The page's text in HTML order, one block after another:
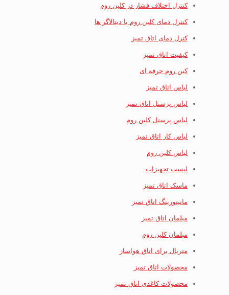
کنترل اختلاف فشار در کلین روم
کنترل دمای کلین روم با دیتالاگر ها
کنرل دمای اتاق تمیز
کیفیت اتاق تمیز
کین روم حرفه ای
لباس اتاق تمیز
لباس پرسنل اتاق تمیز
لباس پرسنل کلین روم
لباس کار اتاق تمیز
لباس کلین روم
لیست تجهیزات
ماسک اتاق تمیز
مانیتورینگ اتاق تمیز
مبلمان اتاق تمیز
مبلمان کلین روم
متریال برای اتاق هواساز
محصولات اتاق تمیز
محصولات کاغذی اتاق تمیز